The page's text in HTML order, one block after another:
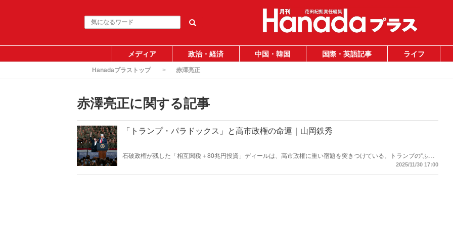
メディア 政治・経済 中国・韓国 国際・英語記事 ライフ
Hanadaプラストップ 赤澤亮正
赤澤亮正に関する記事
「トランプ・パラドックス」と高市政権の命運｜山岡鉄秀
石破政権が残した「相互関税＋80兆円投資」ディールは、高市政権に重い宿題を突きつけている。トランプの“ふた
つの顔”が日本を救うのか、縛るのか──命運は、このパラドックスをどう反転できるかにかかっている。2025/11/30 17:00